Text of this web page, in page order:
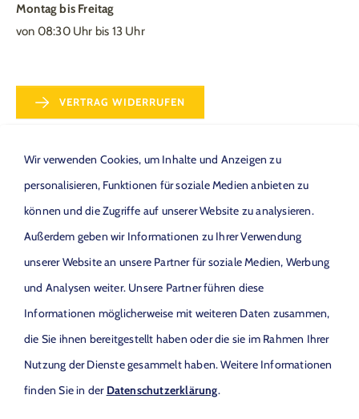
Montag bis Freitag
von 08:30 Uhr bis 13 Uhr
VERTRAG WIDERRUFEN
ANFAHRT
Möchten Sie vonOpenStreetMap (OpenStreetMap
Foundation)bereitgestellte externe Inhalte laden?
Wir verwenden Cookies, um Inhalte und Anzeigen zu
personalisieren, Funktionen für soziale Medien anbieten zu
können und die Zugriffe auf unserer Website zu analysieren.
Außerdem geben wir Informationen zu Ihrer Verwendung
unserer Website an unsere Partner für soziale Medien, Werbung
und Analysen weiter. Unsere Partner führen diese
Informationen möglicherweise mit weiteren Daten zusammen,
die Sie ihnen bereitgestellt haben oder die sie im Rahmen Ihrer
Nutzung der Dienste gesammelt haben. Weitere Informationen
finden Sie in der Datenschutzerklärung.